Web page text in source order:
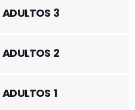
1
2
3